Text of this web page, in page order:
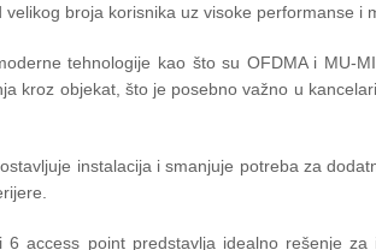
broja korisnika uz visoke performanse i
tehnologije kao što su OFDMA i MU-
kroz objekat, što je posebno važno u
instalacija i smanjuje potreba za
access point predstavlja idealno rešenje